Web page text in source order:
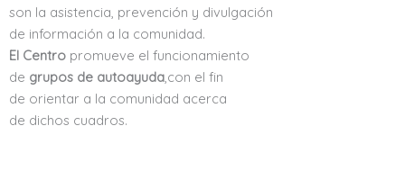
son la asistencia, prevención y divulgación
de información a la comunidad.
El Centro promueve el funcionamiento
de grupos de autoayuda,con el fin
de orientar a la comunidad acerca
de dichos cuadros.